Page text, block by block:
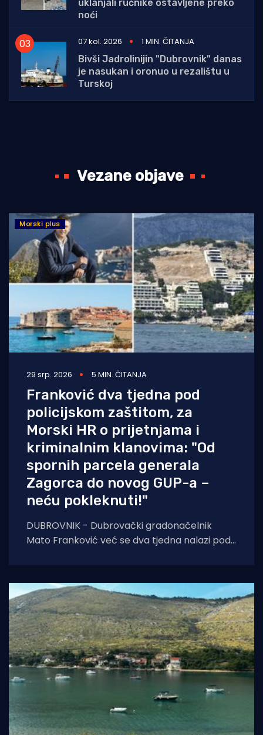
uklanjali ručnike ostavljene preko
noći
07 kol. 2026
1 MIN. ČITANJA
Bivši Jadrolinijin "Dubrovnik" danas
je nasukan i oronuo u rezalištu u
Turskoj
Vezane objave
Morski plus
29 srp. 2026 5 MIN. ČITANJA
Franković dva tjedna pod
policijskom zaštitom, za
Morski HR o prijetnjama i
kriminalnim klanovima: "Od
spornih parcela generala
Zagorca do novog GUP-a –
neću pokleknuti!"
DUBROVNIK - Dubrovački gradonačelnik
Mato Franković već se dva tjedna nalazi pod